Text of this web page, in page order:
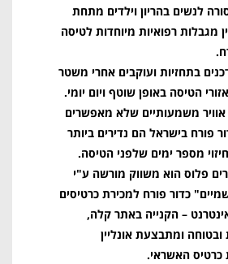
לנשים בהריון וילדים מתחת
5, אין מגבלות רפואיות מיוחדות לטיסה
בתחזיות ועוקבים אחרי משטר
הטיסה באופן שוטף ויום יומי.
אוויר משמעותיים שלא מאפשרים
פורח בישראל הם נדירים ביותר
מספר ימים שלפני הטיסה.
פלוס הוא משווק מורשה ע"י
כדור פורח למכירת כרטיסים
– הקנייה באתר קלה,
ומתבצעת אונליין
האשראי.